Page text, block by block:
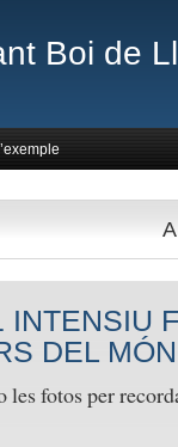
Boi de
INTENSIU
DEL MÓN
les fotos per